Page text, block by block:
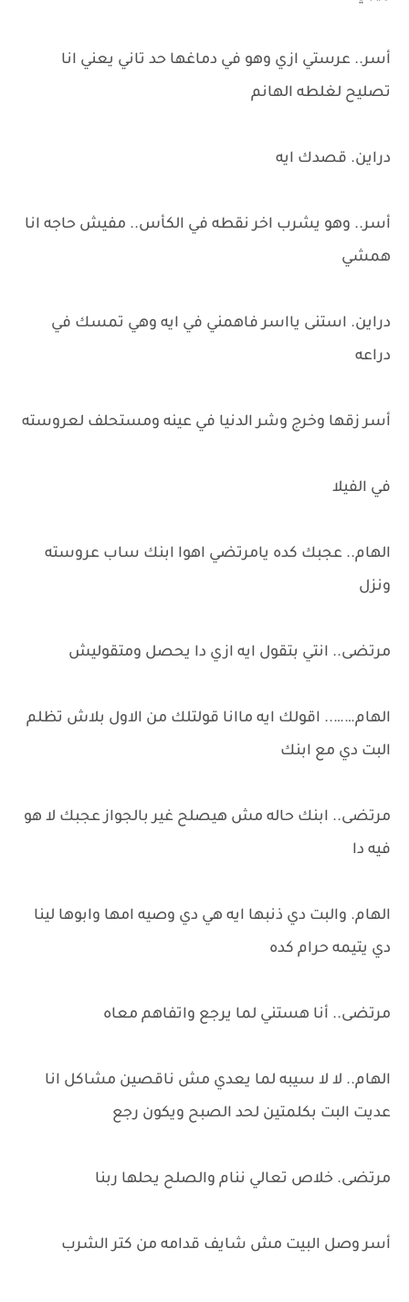
أسر.. عرستي ازي وهو في دماغها حد تاني يعني انا
تصليح لغلطه الهانم
دراين. قصدك ايه
أسر.. وهو يشرب اخر نقطه في الكأس.. مفيش حاجه انا
همشي
دراين. استنى يااسر فاهمني في ايه وهي تمسك في
دراعه
أسر زقها وخرج وشر الدنيا في عينه ومستحلف لعروسته
في الفيلا
الهام.. عجبك كده يامرتضي اهوا ابنك ساب عروسته
ونزل
مرتضى.. انتي بتقول ايه ازي دا يحصل ومتقوليش
الهام…….. اقولك ايه ماانا قولتلك من الاول بلاش تظلم
البت دي مع ابنك
مرتضى.. ابنك حاله مش هيصلح غير بالجواز عجبك لا هو
فيه دا
الهام. والبت دي ذنبها ايه هي دي وصيه امها وابوها لينا
دي يتيمه حرام كده
مرتضى.. أنا هستني لما يرجع واتفاهم معاه
الهام.. لا لا سيبه لما يعدي مش ناقصين مشاكل انا
عديت البت بكلمتين لحد الصبح ويكون رجع
مرتضى. خلاص تعالي ننام والصلح يحلها ربنا
أسر وصل البيت مش شايف قدامه من كتر الشرب